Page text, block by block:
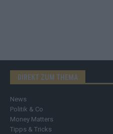
DIREKT ZUM THEMA
News
Politik & Co
Money Matters
Tipps & Tricks